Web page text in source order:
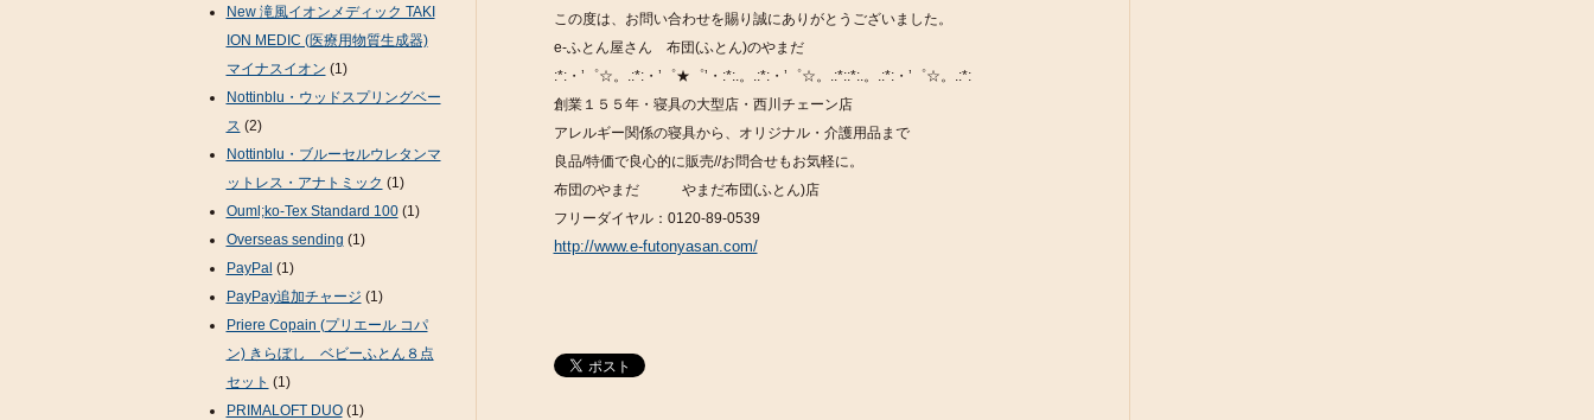
この度は、お問い合わせを賜り誠にありがとうございました。
e-ふとん屋さん 布団(ふとん)のやまだ
:*:・’゜☆。.:*:・’゜★゜’・:*:.。.:*:・’゜☆。.:*::*:.。.:*:・’゜☆。.:*:
創業１５５年・寝具の大型店・西川チェーン店
アレルギー関係の寝具から、オリジナル・介護用品まで
良品/特価で良心的に販売//お問合せもお気軽に。
布団のやまだ やまだ布団(ふとん)店
フリーダイヤル：0120-89-0539
http://www.e-futonyasan.com/
New 滝風イオンメディック TAKI
ION MEDIC (医療用物質生成器)
マイナスイオン (1)
Nottinblu・ウッドスプリングベー
ス (2)
Nottinblu・ブルーセルウレタンマ
ットレス・アナトミック (1)
Ouml;ko-Tex Standard 100(1)
Overseas sending (1)
PayPal (1)
PayPay追加チャージ (1)
Priere Copain (プリエール コパ
ン) きらぼし ベビーふとん８点
セット (1)
PRIMALOFT DUO(1)